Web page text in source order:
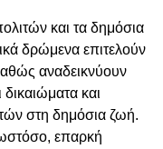
και τα δημόσια
δρώμενα επιτελούν
αναδεικνύουν
και
στη δημόσια ζωή.
επαρκή